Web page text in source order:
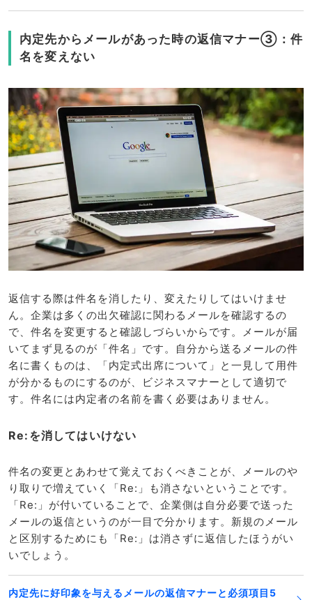
内定先からメールがあった時の返信マナー③：件
名を変えない
返信する際は件名を消したり、変えたりしてはいけませ
ん。企業は多くの出欠確認に関わるメールを確認するの
で、件名を変更すると確認しづらいからです。メールが届
いてまず見るのが「件名」です。自分から送るメールの件
名に書くものは、「内定式出席について」と一見して用件
が分かるものにするのが、ビジネスマナーとして適切で
す。件名には内定者の名前を書く必要はありません。
Re:を消してはいけない
件名の変更とあわせて覚えておくべきことが、メールのや
り取りで増えていく「Re:」も消さないということです。
「Re:」が付いていることで、企業側は自分必要で送った
メールの返信というのが一目で分かります。新規のメール
と区別するためにも「Re:」は消さずに返信したほうがい
いでしょう。
内定先に好印象を与えるメールの返信マナーと必須項目5